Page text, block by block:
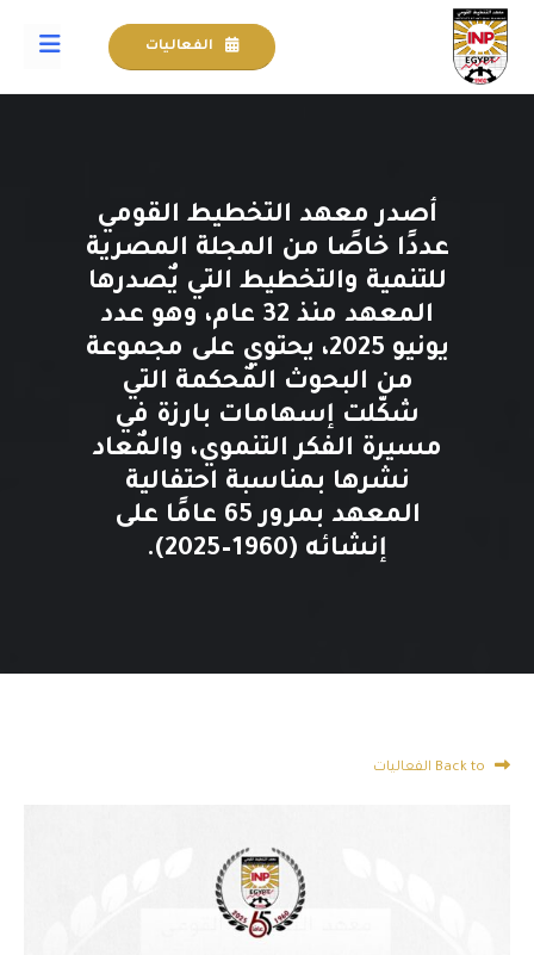
الفعاليات
أصدر معهد التخطيط القومي
عددًا خاصًا من المجلة المصرية
للتنمية والتخطيط التي يٌصدرها
المعهد منذ 32 عام، وهو عدد
يونيو 2025، يحتوي على مجموعة
من البحوث المٌحكمة التي
شكّلت إسهامات بارزة في
مسيرة الفكر التنموي، والمٌعاد
نشرها بمناسبة احتفالية
المعهد بمرور 65 عامًا على
إنشائه (1960–2025).